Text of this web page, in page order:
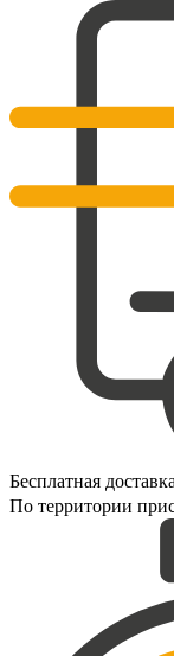
Бесплатная доставка
По территории